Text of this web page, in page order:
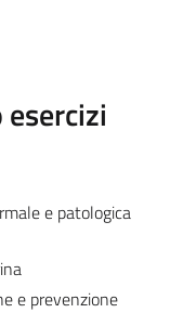
e patologica
e prevenzione